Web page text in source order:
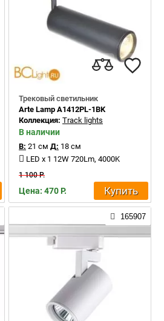
Трековый светильник
Arte Lamp A1412PL-1BK
Коллекция: Track lights
В наличии
В: 21 см Д: 18 см
LED x 1 12W 720Lm, 4000K
1 100 Р.
Цена: 470 Р. Купить
165907